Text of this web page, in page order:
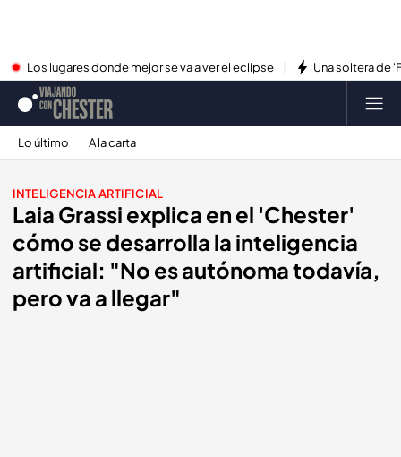
Los lugares donde mejor se va a ver el eclipse Una soltera de
Lo último A la carta
INTELIGENCIA ARTIFICIAL
Laia Grassi explica en el 'Chester'
cómo se desarrolla la inteligencia
artificial: "No es autónoma todavía,
pero va a llegar"